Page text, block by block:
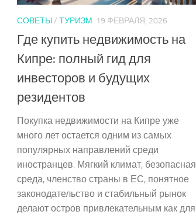
СОВЕТЫ/ ТУРИЗМ 19 ФЕВРАЛЯ, 2026
Где купить недвижимость на
Кипре: полный гид для
инвесторов и будущих
резидентов
Покупка недвижимости на Кипре уже
много лет остается одним из самых
популярных направлений среди
иностранцев. Мягкий климат, безопасная
среда, членство страны в ЕС, понятное
законодательство и стабильный рынок
делают остров привлекательным как для